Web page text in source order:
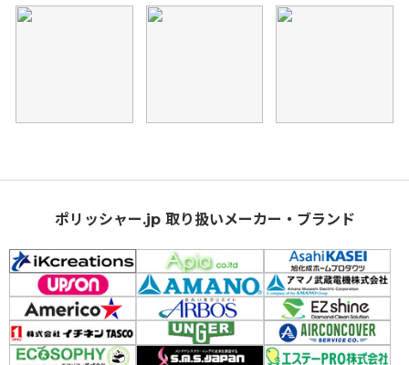
ポリッシャー.jp 取り扱いメーカー・ブランド